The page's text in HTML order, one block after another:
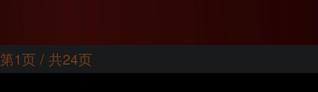
第1页 / 共24页